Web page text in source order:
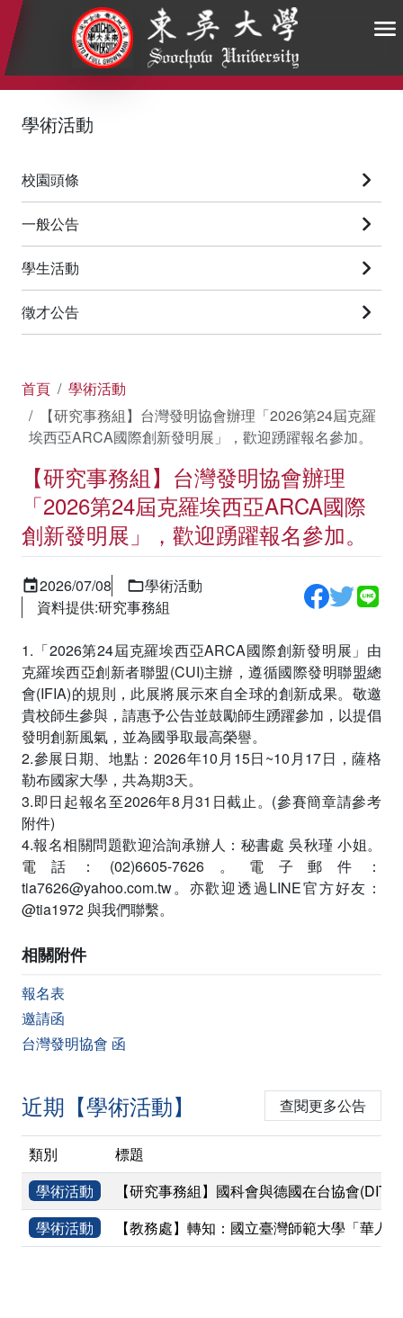
:::
學術活動
校園頭條
一般公告
學生活動
徵才公告
首頁
學術活動
【研究事務組】台灣發明協會辦理「2026第24屆克羅
埃西亞ARCA國際創新發明展」，歡迎踴躍報名參加。
【研究事務組】台灣發明協會辦理
「2026第24屆克羅埃西亞ARCA國際
創新發明展」，歡迎踴躍報名參加。
2026/07/08
學術活動
資料提供:研究事務組
1.「2026第24屆克羅埃西亞ARCA國際創新發明展」由
克羅埃西亞創新者聯盟(CUI)主辦，遵循國際發明聯盟總
會(IFIA)的規則，此展將展示來自全球的創新成果。敬邀
貴校師生參與，請惠予公告並鼓勵師生踴躍參加，以提倡
發明創新風氣，並為國爭取最高榮譽。
2.參展日期、地點：2026年10月15日~10月17日，薩格
勒布國家大學，共為期3天。
3.即日起報名至2026年8月31日截止。(參賽簡章請參考
附件)
4.報名相關問題歡迎洽詢承辦人：秘書處 吳秋瑾 小姐。
電話：(02)6605-7626。電子郵件：
tia7626@yahoo.com.tw。亦歡迎透過LINE官方好友：
@tia1972 與我們聯繫。
相關附件
報名表
邀請函
台灣發明協會 函
近期【學術活動】 查閱更多公告
類別
標題
學術活動
【研究事務組】國科會與德國在台協會
學術活動
【教務處】轉知：國立臺灣師範大學「華